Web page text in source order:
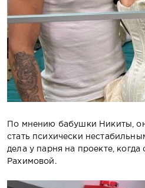
По мнению бабушки Никиты,
стать психически
дела у парня на проекте,
Рахимовой.